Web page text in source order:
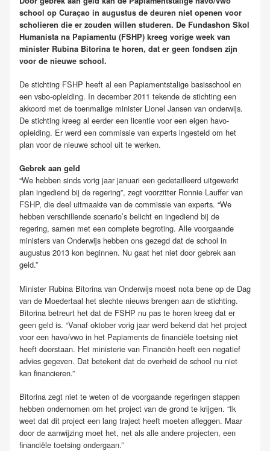
school op Curaçao in augustus de deuren niet openen voor
scholieren die er zouden willen studeren. De Fundashon Skol
Humanista na Papiamentu (FSHP) kreeg vorige week van
minister Rubina Bitorina te horen, dat er geen fondsen zijn
voor de nieuwe school.
De stichting FSHP heeft al een Papiamentstalige basisschool en
een vsbo-opleiding. In december 2011 tekende de stichting een
akkoord met de toenmalige minister Lionel Jansen van onderwijs.
De stichting kreeg al eerder een licentie voor een eigen havo-
opleiding. Er werd een commissie van experts ingesteld om het
plan voor de nieuwe school uit te werken.
Gebrek aan geld
“We hebben sinds vorig jaar januari een gedetailleerd uitgewerkt
plan ingediend bij de regering”, zegt voorzitter Ronnie Lauffer van
FSHP, die deel uitmaakte van de commissie van experts. “We
hebben verschillende scenario’s belicht en ingediend bij de
regering, samen met een complete begroting. Alle voorgaande
ministers van Onderwijs hebben ons gezegd dat de school in
augustus 2013 kon beginnen. Nu gaat het niet door gebrek aan
geld.”
Minister Rubina Bitorina van Onderwijs moest nota bene op de Dag
van de Moedertaal het slechte nieuws brengen aan de stichting.
Bitorina betreurt het dat de FSHP nu pas te horen kreeg dat er
geen geld is. “Vanaf oktober vorig jaar werd bekend dat het project
voor een havo/vwo in het Papiaments de financiële toetsing niet
heeft doorstaan. Het ministerie van Financiën heeft een negatief
advies gegeven. Dat betekent dat de overheid de school nu niet
kan financieren.”
Bitorina zegt niet te weten of de voorgaande regeringen stappen
hebben ondernomen om het project van de grond te krijgen. “Ik
weet dat dit project een lang traject heeft moeten afleggen. Maar
door de aanwijzing moet het, net als alle andere projecten, een
financiële toetsing ondergaan.”